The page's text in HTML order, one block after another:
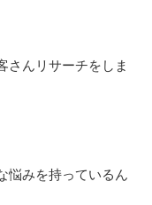
さんリサーチをしま
悩みを持っているん